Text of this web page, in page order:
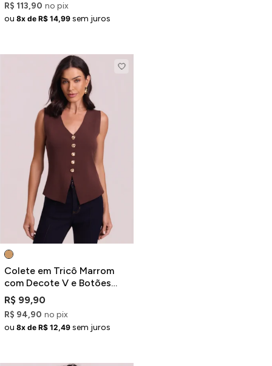
R$ 113,90 no pix
ou 8x de R$ 14,99 sem juros
Colete em Tricô Marrom
com Decote V e Botões
Dourados
R$ 99,90
R$ 94,90 no pix
ou 8x de R$ 12,49 sem juros